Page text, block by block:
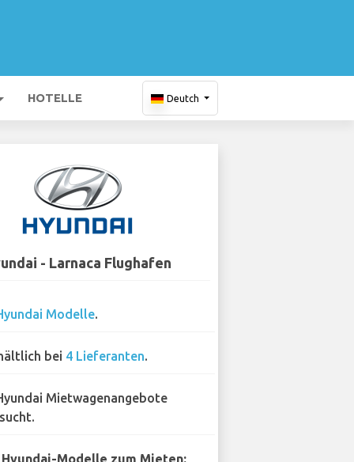
HOTELLE Deutch
- Larnaca Flughafen
Modelle.
bei 4 Lieferanten.
Mietwagenangebote
Modelle zum Mieten: